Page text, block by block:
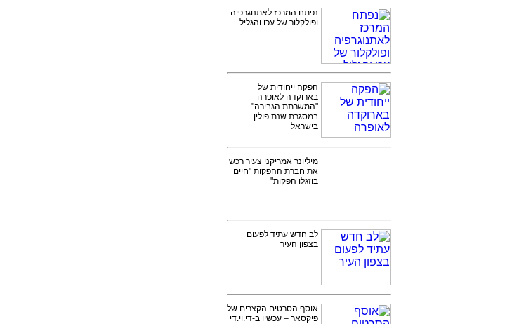
נפתח המרכז לאתנוגרפיה
ופולקלור של עכו והגליל
הפקה ייחודית של
בארוקדה לאופרה
"המשרתת הגבירה"
במסגרת שנת פולין
בישראל
מיליונר אמריקני צעיר רכש
את חברת ההפקות "חיים
בוזגלו הפקות"
לב חדש עתיד לפעום
בצפון העיר
אוסף הסרטים הקצרים של
פיקסאר – עכשיו ב-די.וי.די